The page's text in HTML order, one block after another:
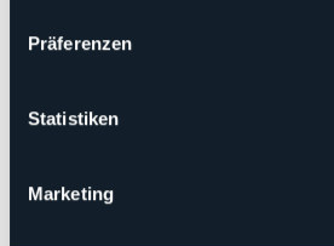
Präferenzen
Statistiken
Marketing